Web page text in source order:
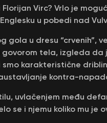
Virc? Vrlo je
u pobedi nad
gola u dresu “crvenih”,
tela, izgleda da
karakteristične
kontra-
uvlačenjem među
se i njemu koliko mu je